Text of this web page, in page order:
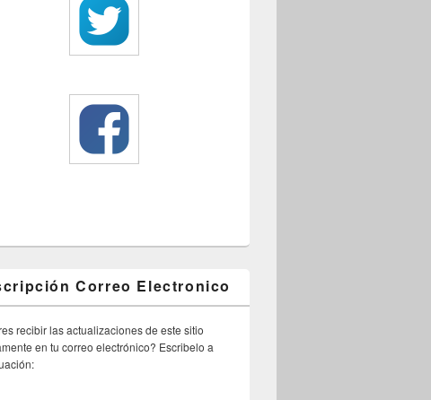
Correo Electronico
recibir las actualizaciones de este sitio
en tu correo electrónico? Escribelo a